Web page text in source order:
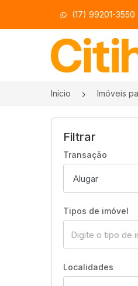
(17) 99201-3550
Página inicial
Início Imóveis
Filtrar
Transação
Tipos de imóvel
Localidades